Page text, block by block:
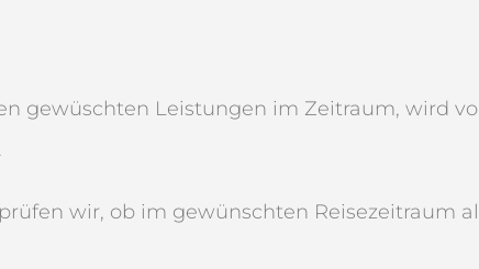
gewüschten Leistungen im Zeitraum, wird
wir, ob im gewünschten Reisezeitraum